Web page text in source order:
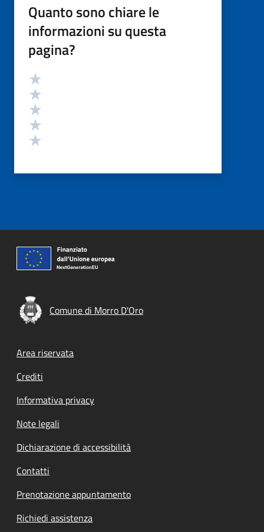
Quanto sono chiare le
informazioni su questa
pagina?
Valutazione
Comune di Morro D'Oro
Footer menu
Area riservata
Crediti
Informativa privacy
Note legali
Dichiarazione di accessibilità
Contatti
Prenotazione appuntamento
Richiedi assistenza